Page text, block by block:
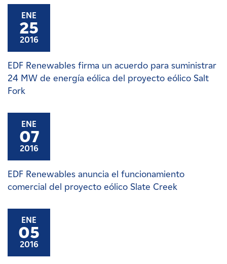
ENE
25
2016
EDF Renewables firma un acuerdo para suministrar
24 MW de energía eólica del proyecto eólico Salt
Fork
ENE
07
2016
EDF Renewables anuncia el funcionamiento
comercial del proyecto eólico Slate Creek
ENE
05
2016